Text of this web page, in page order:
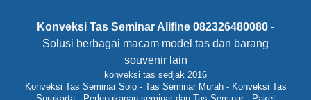
Konveksi Tas Seminar Alifine 082326480080 -
Solusi berbagai macam model tas dan barang
souvenir lain
konveksi tas sedjak 2016
Konveksi Tas Seminar Solo- Tas Seminar Murah- Konveksi Tas